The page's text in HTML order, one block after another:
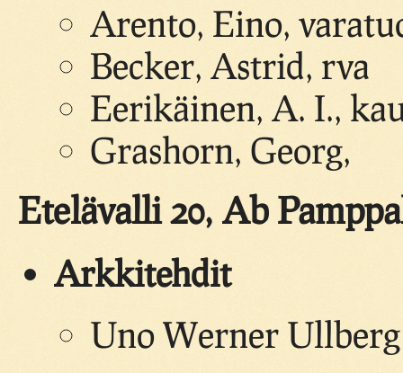
Arento, Eino,
Becker, Astrid, rva
Eerikäinen, A. I.,
Grashorn, Georg,
Etelävalli 20, Ab
Arkkitehdit
Uno Werner Ullberg